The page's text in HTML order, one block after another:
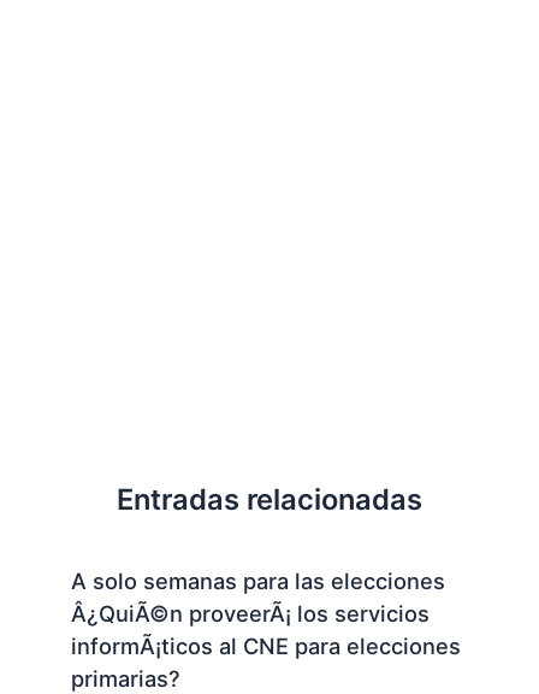
Entradas relacionadas
A solo semanas para las elecciones
Â¿QuiÃ©n proveerÃ¡ los servicios
informÃ¡ticos al CNE para elecciones
primarias?